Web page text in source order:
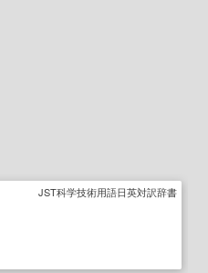
JST科学技術用語日英対訳辞書